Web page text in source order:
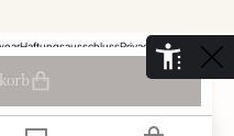
HaftungsausschlussPrivacy
- Niederlande